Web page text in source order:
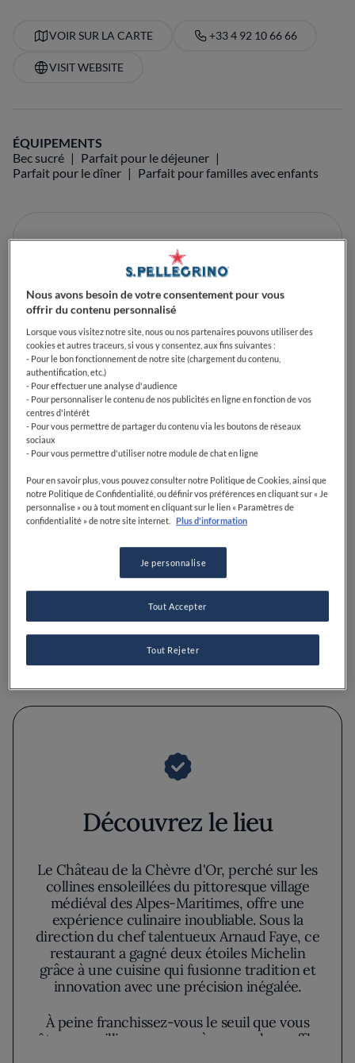
VOIR SUR LA CARTE +33 4 92 10 66 66
VISIT WEBSITE
ÉQUIPEMENTS
Bec sucré
Parfait pour le déjeuner
Parfait pour le dîner
Parfait pour familles avec enfants
Découvrez la carte
Parcourez nos restaurants triés sur le volet grâce à votre
TROUVER DES RESTAURANTS
Découvrez le lieu
Le Château de la Chèvre d'Or, perché sur les
collines ensoleillées du pittoresque village
médiéval des Alpes-Maritimes, offre une
expérience culinaire inoubliable. Sous la
direction du chef talentueux Arnaud Faye, ce
restaurant a gagné deux étoiles Michelin
grâce à une cuisine qui fusionne tradition et
innovation avec une précision inégalée.
À peine franchissez-vous le seuil que vous
êtes accueilli par une vue à couper le souffle
Nous avons besoin de votre consentement pour vous
offrir du contenu personnalisé
Lorsque vous visitez notre site, nous ou nos partenaires pouvons utiliser des
cookies et autres traceurs, si vous y consentez, aux fins suivantes :
- Pour le bon fonctionnement de notre site (chargement du contenu,
authentification, etc.)
- Pour effectuer une analyse d'audience
- Pour personnaliser le contenu de nos publicités en ligne en fonction de vos
centres d'intérêt
- Pour vous permettre de partager du contenu via les boutons de réseaux
sociaux
- Pour vous permettre d'utiliser notre module de chat en ligne
Pour en savoir plus, vous pouvez consulter notre Politique de Cookies, ainsi que
notre Politique de Confidentialité, ou définir vos préférences en cliquant sur « Je
personnalise » ou à tout moment en cliquant sur le lien « Paramètres de
confidentialité » de notre site internet.
Plus d'information
Je personnalise
Tout Rejeter
Tout Accepter